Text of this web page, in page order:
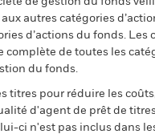
autres catégories
d’actions du fonds.
de toutes les
du fonds.
titres pour réduire les
d'agent de prêt de
ci n'est pas inclus dans